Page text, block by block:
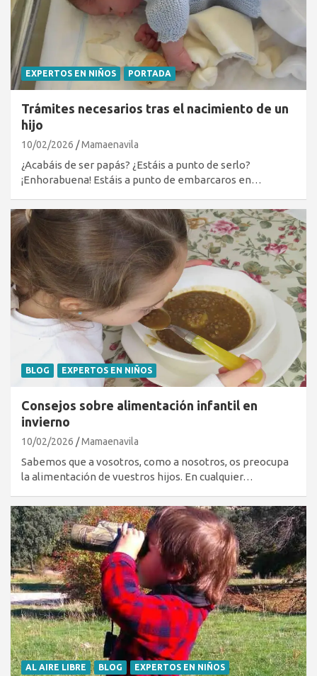
EXPERTOS EN NIÑOS PORTADA
Trámites necesarios tras el nacimiento de un
hijo
10/02/2026 Mamaenavila
¿Acabáis de ser papás? ¿Estáis a punto de serlo?
¡Enhorabuena! Estáis a punto de embarcaros en…
BLOG EXPERTOS EN NIÑOS
Consejos sobre alimentación infantil en
invierno
10/02/2026 Mamaenavila
Sabemos que a vosotros, como a nosotros, os preocupa
la alimentación de vuestros hijos. En cualquier…
AL AIRE LIBRE BLOG EXPERTOS EN NIÑOS